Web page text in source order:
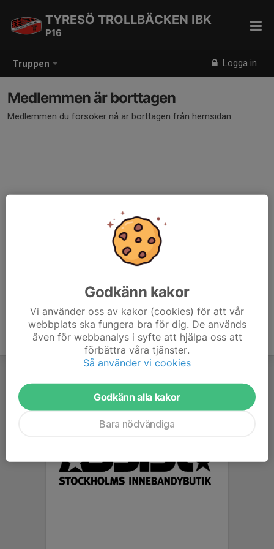
Truppen Logga in
TYRESÖ TROLLBÄCKEN IBK
P16
Medlemmen är borttagen
Medlemmen du försöker nå är borttagen från hemsidan.
Godkänn kakor
Vi använder oss av kakor (cookies) för att vår
webbplats ska fungera bra för dig. De används
även för webbanalys i syfte att hjälpa oss att
förbättra våra tjänster.
Så använder vi cookies
Godkänn alla kakor
Bara nödvändiga